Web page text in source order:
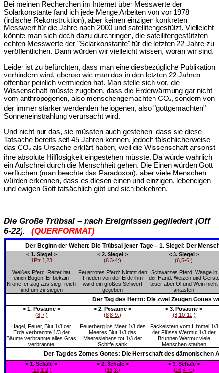
Bei meinen Recherchen im Internet über Messwerte der
Solarkonstante fand ich jede Menge Arbeiten von vor 1978
(irdische Rekonstruktion), aber keinen einzigen konkreten
Messwert für die Jahre nach 2000 und satellitengestützt. Vielleicht
könnte man sich doch dazu durchringen, die satellitengestützten
echten Messwerte der "Solarkonstante" für die letzten 22 Jahre zu
veröffentlichen. Dann würden wir vielleicht wissen, woran wir sind.
Leider ist zu befürchten, dass man eine diesbezügliche Publikation
verhindern wird, ebenso wie man das in den letzten 22 Jahren
offenbar peinlich vermieden hat. Man stelle sich vor, die
Wissenschaft müsste zugeben, dass die Erderwärmung gar nicht
vom anthropogenen, also menschengemachten CO², sondern von
der immer stärker werdenden heliogenen, also "gottgemachten"
Sonneneinstrahlung verursacht wird.
Und nicht nur das, sie müssten auch gestehen, dass sie diese
Tatsache bereits seit 45 Jahren kennen, jedoch fälschlicherweise
das CO² als Ursache erklärt haben, weil die Wissenschaft ansonst
ihre absolute Hilflosigkeit eingestehen müsste. Da würde wahrlich
ein Aufschrei durch die Menschheit gehen. Die Einen würden Gott
verfluchen (man beachte das Paradoxon), aber viele Menschen
würden erkennen, dass es diesen einen und einzigen, lebendigen
und ewigen Gott tatsächlich gibt und sich bekehren.
Die Große Trübsal – nach Ereignissen gegliedert (Off
6-22).
(QUERFORMAT)
Der Beginn der Wehen: Die Trübsal jener Tage – 1. Siegel: Der
< 1. Siegel >
1Ptr 1,23
Weißes Pferd: Reiter hat
einen Bogen. Er bekam
Krone, er zog aus sieg- reich
und um zu siegen
< 2. Siegel >
(6,3-4;)
Feuerrotes Pferd: Nimmt den
Frieden von der Erde ihm
ward ein großes Schwert
gegeben
< 3. Siegel >
(6,5-6;)
Schwarzes Pferd: Waage in
der Hand. Weizen und Gerste
teuer aber Öl und Wein nicht
antasten
Der Tag des Herrn: Die zwei Zeugen Gottes
< 1. Posaune >
(8,7;)
Hagel, Feuer, Blut 1/3 der
Erde verbrannte 1/3 der
Bäume verbrannte alles Gras
verbrannte
< 2. Posaune >
(8,8-9;)
Feuerberg ins Meer 1/3 des
Meeres Blut 1/3 des
Meereslebens tot 1/3 der
Schiffe sank
< 3. Posaune >
(8,10-11;)
Fackelstern vom Himmel 1/3
der Flüsse Wermut 1/3 der
Brunnen Wermut viele
Menschen starben
Der Tag des Zornes Gottes: Die Herrschaft des dämonischen
< 1. Schale >
(16,1-2;)
< 2. Schale >
(16,3;)
< 3. Schale >
(16,4-7;)